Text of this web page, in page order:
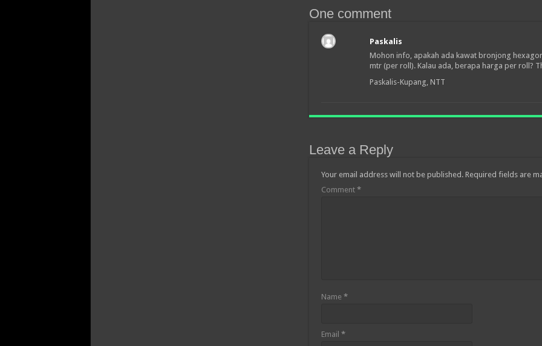
One comment
Paskalis
Mohon info, apakah ada kawat bronjong
mtr (per roll). Kalau ada, berapa harga per roll?
Paskalis-Kupang, NTT
Leave a Reply
Your email address will not be published. Required fields are
Comment *
Name *
Email *